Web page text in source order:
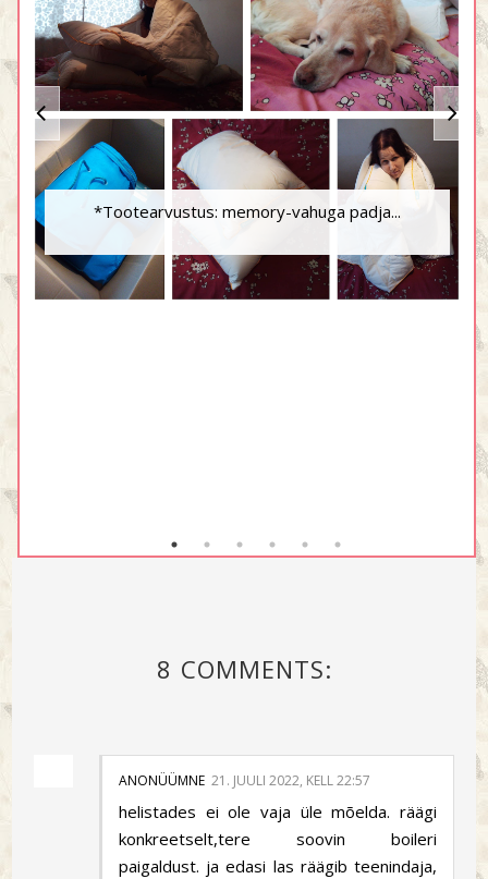
*Tootearvustus: memory-vahuga padja...
8 COMMENTS:
ANONÜÜMNE 21. JUULI 2022, KELL 22:57
helistades ei ole vaja üle mõelda. räägi
konkreetselt,tere soovin boileri
paigaldust. ja edasi las räägib teenindaja,